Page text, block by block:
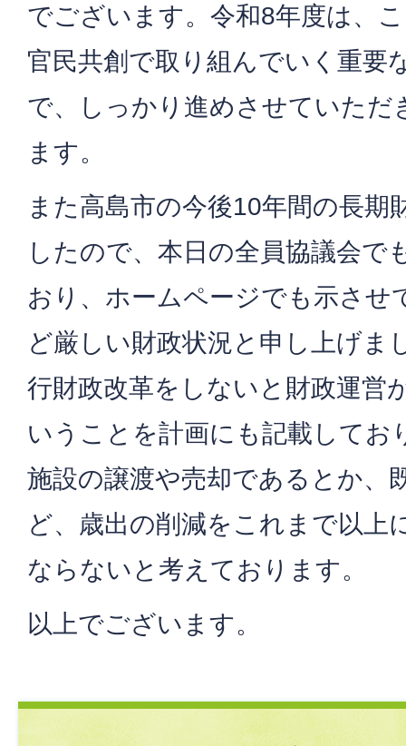
でございます。令和8年度は、
官民共創で取り組んでいく重要
で、しっかり進めさせていただ
ます。
また高島市の今後10年間の長期
したので、本日の全員協議会で
おり、ホームページでも示させ
ど厳しい財政状況と申し上げま
行財政改革をしないと財政運営
いうことを計画にも記載してお
施設の譲渡や売却であるとか、
ど、歳出の削減をこれまで以上
ならないと考えております。
以上でございます。